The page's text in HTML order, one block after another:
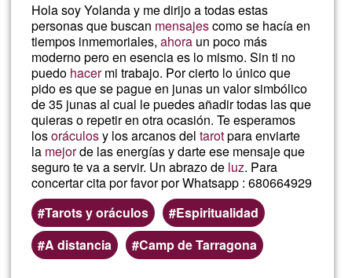
Hola soy Yolanda y me dirijo a todas estas
personas que buscan mensajescomo se hacía en
tiempos inmemoriales,ahora un poco más
moderno pero en esencia es lo mismo. Sin ti no
puedo hacermi trabajo. Por cierto lo único que
pido es que se pague en junas un valor simbólico
de 35 junas al cual le puedes añadir todas las que
quieras o repetir en otra ocasión. Te esperamos
losoráculosy los arcanos deltarotpara enviarte
la mejorde las energías y darte ese mensaje que
seguro te va a servir. Un abrazo de luz. Para
concertar cita por favor por Whatsapp : 680664929
Tarots y oráculos
Espiritualidad
A distancia
Camp de Tarragona